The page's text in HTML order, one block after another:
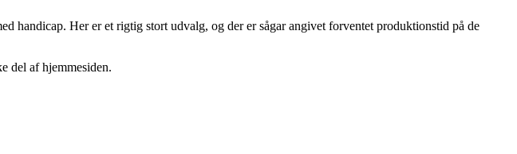
handicap. Her er et rigtig stort udvalg, og der er sågar angivet forventet produktionstid på de
del af hjemmesiden.